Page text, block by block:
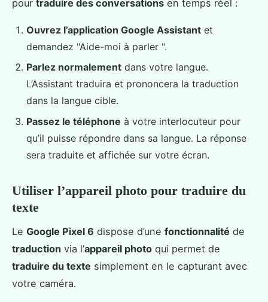
pour traduire des conversations en temps réel :
Ouvrez l’application Google Assistant et
demandez "Aide-moi à parler ".
Parlez normalement dans votre langue.
L’Assistant traduira et prononcera la traduction
dans la langue cible.
Passez le téléphone à votre interlocuteur pour
qu’il puisse répondre dans sa langue. La réponse
sera traduite et affichée sur votre écran.
Utiliser l’appareil photo pour traduire du
texte
Le Google Pixel 6 dispose d’une fonctionnalité de
traduction via l’appareil photo qui permet de
traduire du texte simplement en le capturant avec
votre caméra.